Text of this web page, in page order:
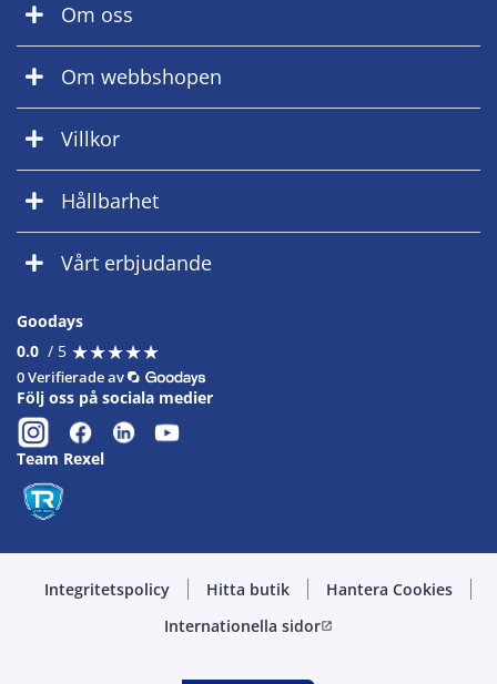
Om oss
Om webbshopen
Villkor
Hållbarhet
Vårt erbjudande
Goodays
0.0 / 5 ★★★★★
★★★★★
0 Verifierade av
Följ oss på sociala medier
Team Rexel
Integritetspolicy Hitta butik
Hantera Cookies
Internationella sidoropen_in_new